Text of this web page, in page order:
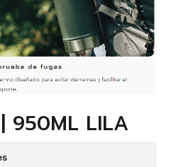
| 950ML LILA